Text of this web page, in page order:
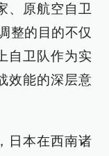
、原航空自卫
整的目的不仅
自卫队作为实
效能的深层意
日本在西南诸